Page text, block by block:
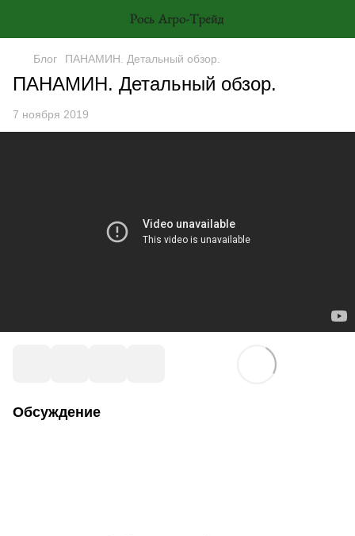
Блог ПАНАМИН. Детальный обзор.
ПАНАМИН. Детальный обзор.
7 ноября 2019
Обсуждение